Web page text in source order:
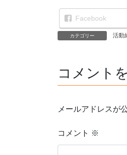
Facebook
カテゴリー 活動
コメント
メールアドレスが
コメント ※